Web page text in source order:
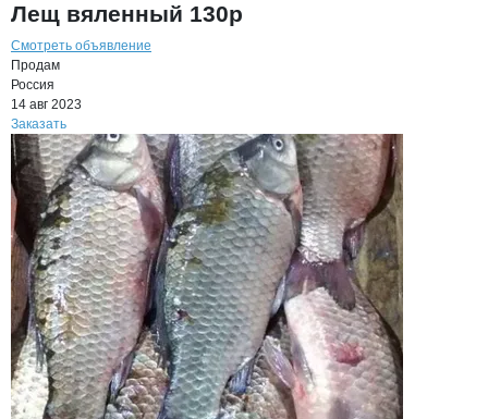
Лещ вяленный 130р
Смотреть объявление
Продам
Россия
14 авг 2023
Заказать